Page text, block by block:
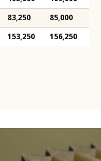
83,250 85,000
153,250 156,250